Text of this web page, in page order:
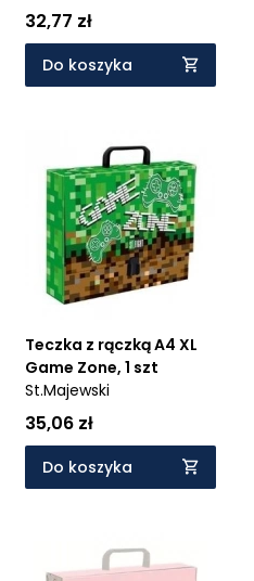
32,77 zł
Do koszyka
Teczka z rączką A4 XL
Game Zone, 1 szt
St.Majewski
35,06 zł
Do koszyka